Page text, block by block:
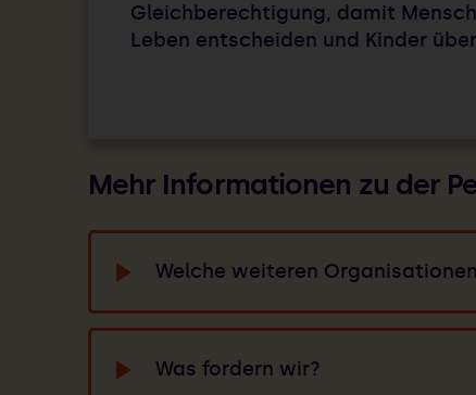
Gleichberechtigung, damit
Leben entscheiden und Kinder
Mehr Informationen zu der
Welche weiteren
Was fordern wir?